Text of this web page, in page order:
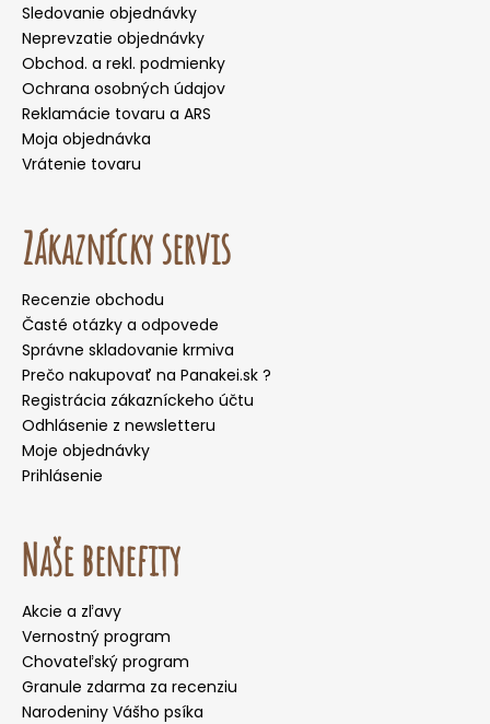
Sledovanie objednávky
Neprevzatie objednávky
Obchod. a rekl. podmienky
Ochrana osobných údajov
Reklamácie tovaru a ARS
Moja objednávka
Vrátenie tovaru
Zákaznícky servis
Recenzie obchodu
Časté otázky a odpovede
Správne skladovanie krmiva
Prečo nakupovať na Panakei.sk ?
Registrácia zákazníckeho účtu
Odhlásenie z newsletteru
Moje objednávky
Prihlásenie
Naše benefity
Akcie a zľavy
Vernostný program
Chovateľský program
Granule zdarma za recenziu
Narodeniny Vášho psíka